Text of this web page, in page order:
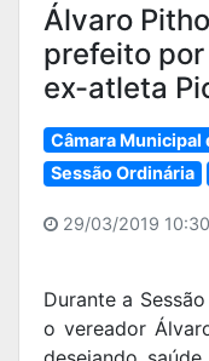
Álvaro
prefeito
ex-atleta
Câmara
Sessão Ordinária
29/03/2019
Durante a
o vereador